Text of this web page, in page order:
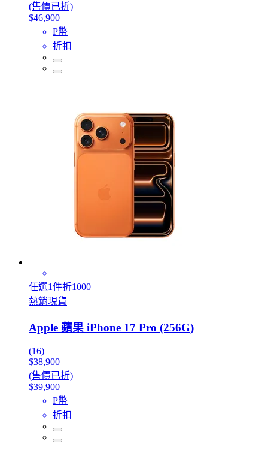
(售價已折)
$46,900
P幣
折扣
任選1件折1000
熱銷現貨
Apple 蘋果 iPhone 17 Pro (256G)
(16)
$38,900
(售價已折)
$39,900
P幣
折扣